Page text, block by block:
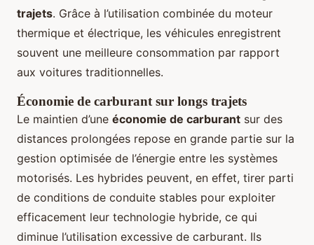
trajets. Grâce à l’utilisation combinée du moteur
thermique et électrique, les véhicules enregistrent
souvent une meilleure consommation par rapport
aux voitures traditionnelles.
Économie de carburant sur longs trajets
Le maintien d’une économie de carburant sur des
distances prolongées repose en grande partie sur la
gestion optimisée de l’énergie entre les systèmes
motorisés. Les hybrides peuvent, en effet, tirer parti
de conditions de conduite stables pour exploiter
efficacement leur technologie hybride, ce qui
diminue l’utilisation excessive de carburant. Ils